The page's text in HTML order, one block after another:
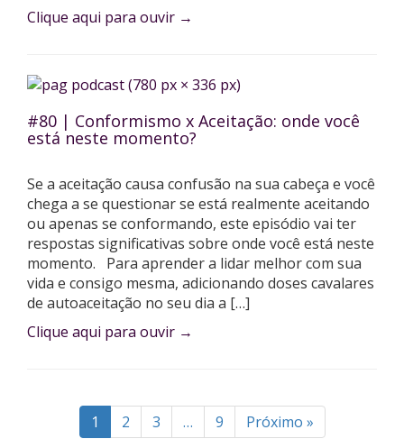
Clique aqui para ouvir →
#80 | Conformismo x Aceitação: onde você
está neste momento?
Se a aceitação causa confusão na sua cabeça e você
chega a se questionar se está realmente aceitando
ou apenas se conformando, este episódio vai ter
respostas significativas sobre onde você está neste
momento. Para aprender a lidar melhor com sua
vida e consigo mesma, adicionando doses cavalares
de autoaceitação no seu dia a […]
Clique aqui para ouvir →
1 2 3 … 9 Próximo »